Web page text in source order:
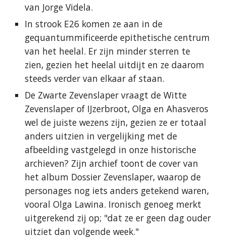
van Jorge Videla.
In strook E26 komen ze aan in de
gequantummificeerde epithetische centrum
van het heelal. Er zijn minder sterren te
zien, gezien het heelal uitdijt en ze daarom
steeds verder van elkaar af staan.
De Zwarte Zevenslaper vraagt de Witte
Zevenslaper of IJzerbroot, Olga en Ahasveros
wel de juiste wezens zijn, gezien ze er totaal
anders uitzien in vergelijking met de
afbeelding vastgelegd in onze historische
archieven? Zijn archief toont de cover van
het album Dossier Zevenslaper, waarop de
personages nog iets anders getekend waren,
vooral Olga Lawina. Ironisch genoeg merkt
uitgerekend zij op; "dat ze er geen dag ouder
uitziet dan volgende week."